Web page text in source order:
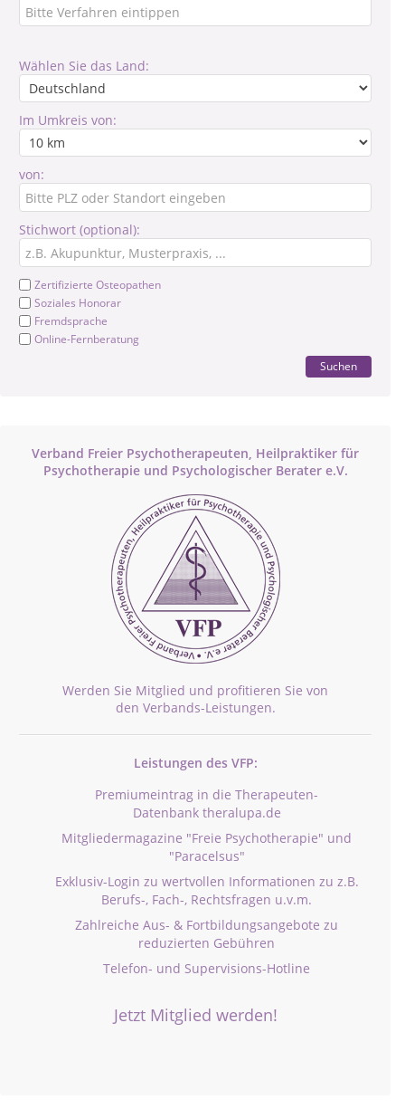
Wählen Sie das Land:
Im Umkreis von:
von:
Stichwort (optional):
Zertifizierte Osteopathen
Soziales Honorar
Fremdsprache
Online-Fernberatung
Suchen
Verband Freier Psychotherapeuten, Heilpraktiker für
Psychotherapie und Psychologischer Berater e.V.
Werden Sie Mitglied und profitieren Sie von
den Verbands-Leistungen.
Leistungen des VFP:
Premiumeintrag in die Therapeuten-
Datenbank theralupa.de
Mitgliedermagazine "Freie Psychotherapie" und
"Paracelsus"
Exklusiv-Login zu wertvollen Informationen zu z.B.
Berufs-, Fach-, Rechtsfragen u.v.m.
Zahlreiche Aus- & Fortbildungsangebote zu
reduzierten Gebühren
Telefon- und Supervisions-Hotline
Jetzt Mitglied werden!